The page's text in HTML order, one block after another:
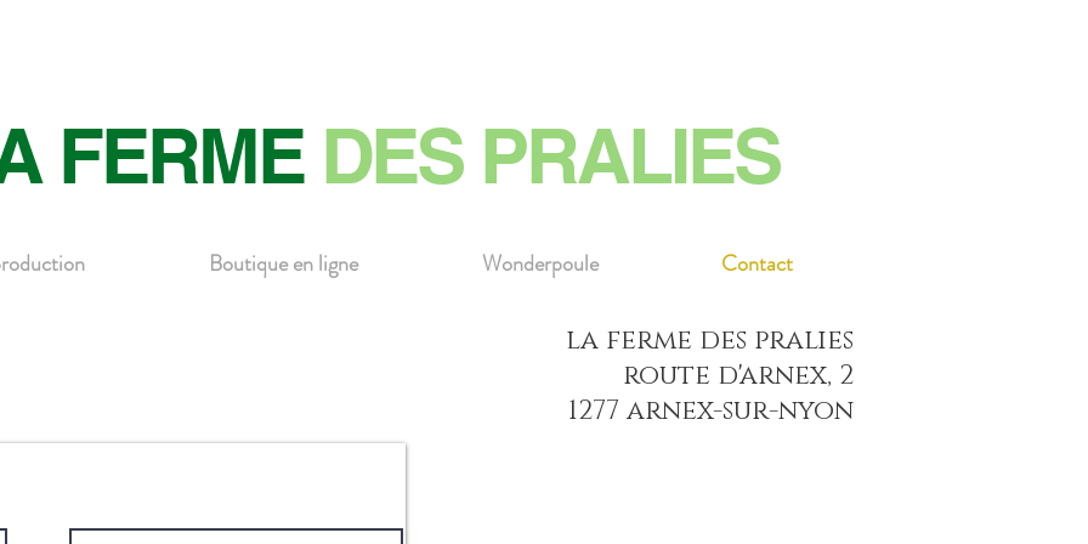
FERME DES PRALIES
la ferme des pralies
route d'arnex, 2
1277 arnex-sur-nyon
Boutique en ligne Wonderpoule Contact